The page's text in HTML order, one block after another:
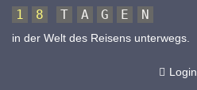
1
8 T A G E N
in der Welt des Reisens unterwegs.
Login